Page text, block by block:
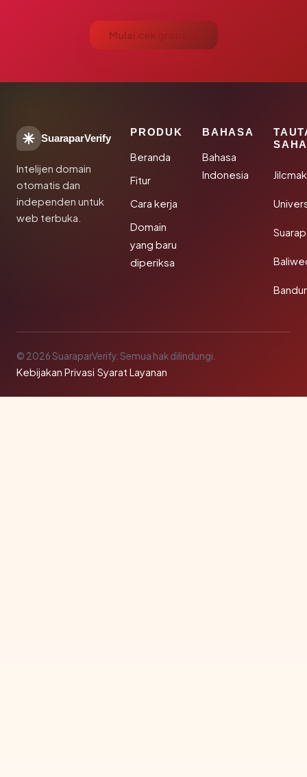
Mulai cek gratis →
SuaraparVerify
Intelijen domain
otomatis dan
independen untuk
web terbuka.
PRODUK
Beranda
Fitur
Cara kerja
Domain
yang baru
diperiksa
BAHASA
Bahasa
Indonesia
© 2026 SuaraparVerify. Semua hak dilindungi.
Kebijakan Privasi·Syarat Layanan